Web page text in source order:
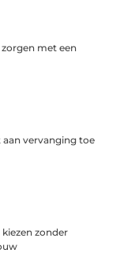
met een
aan vervanging toe
zonder